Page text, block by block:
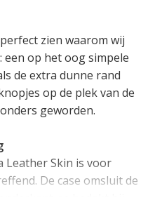
zien waarom wij
op het oog simpele
de extra dunne rand
op de plek van de
geworden.
Leather Skin is voor
De case omsluit de